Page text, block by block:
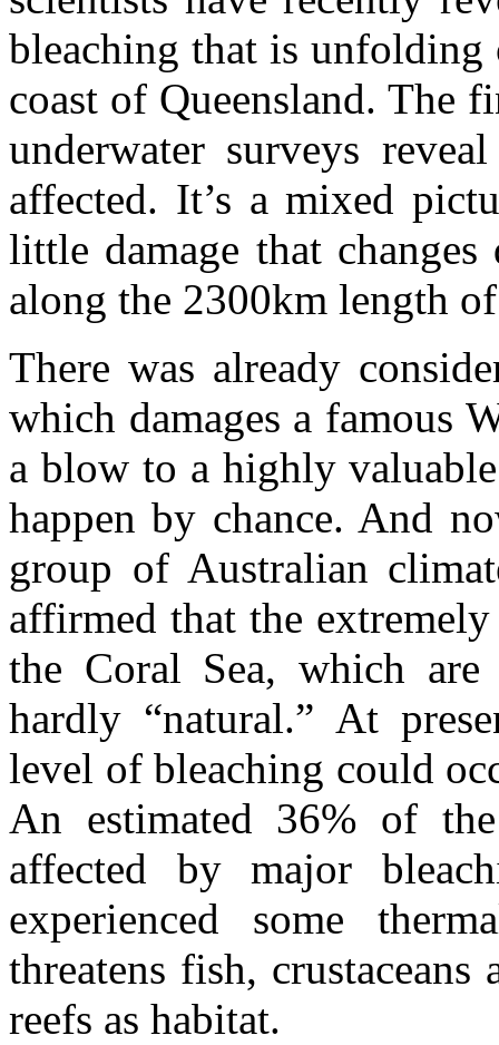
bleaching that is
coast of Queensland. The
underwater surveys
affected. It’s a mixed
little damage that
along the 2300km length
There was already
which damages a famous
a blow to a highly
happen by chance. And
group of Australian
affirmed that the
the Coral Sea, which
hardly “natural.” At
level of bleaching could
An estimated 36% of
affected by major
experienced some
threatens fish,
reefs as habitat.